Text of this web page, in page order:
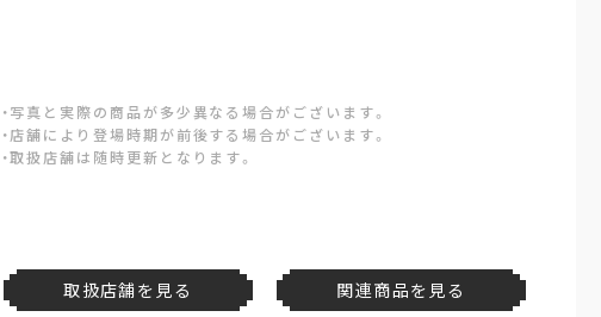
・写真と実際の商品が多少異なる場合がございます。
・店舗により登場時期が前後する場合がございます。
・取扱店舗は随時更新となります。
取扱店舗を見る 関連商品を見る